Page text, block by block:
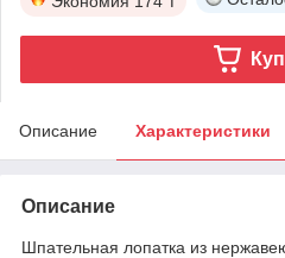
Описание Характеристики
Описание
Шпательная лопатка из